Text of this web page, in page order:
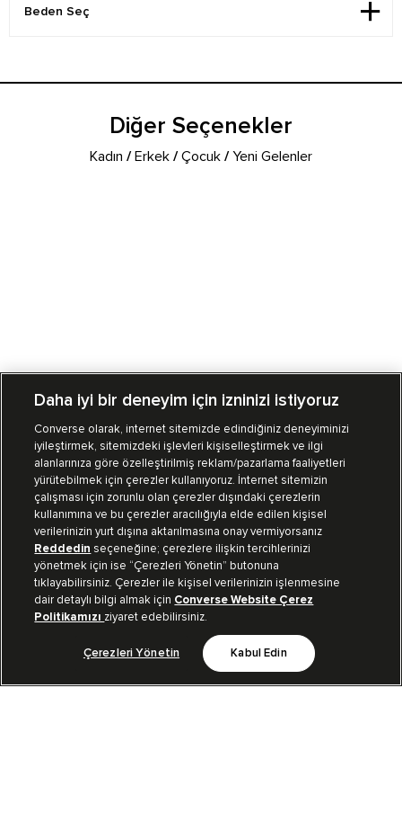
Diğer Seçenekler
Kadın /Erkek /Çocuk /Yeni Gelenler
Mağazalarımız Sipariş Takibi
Müşteri İlişkileri
Koleksiyon
Kurumsal
Bizi Takip Et
Daha iyi bir deneyim için izninizi istiyoruz
Converse olarak, internet sitemizde edindiğiniz deneyiminizi
iyileştirmek, sitemizdeki işlevleri kişiselleştirmek ve ilgi
alanlarınıza göre özelleştirilmiş reklam/pazarlama faaliyetleri
yürütebilmek için çerezler kullanıyoruz. İnternet sitemizin
çalışması için zorunlu olan çerezler dışındaki çerezlerin
kullanımına ve bu çerezler aracılığıyla elde edilen kişisel
verilerinizin yurt dışına aktarılmasına onay vermiyorsanız
Reddedin seçeneğine; çerezlere ilişkin tercihlerinizi
yönetmek için ise “Çerezleri Yönetin” butonuna
tıklayabilirsiniz. Çerezler ile kişisel verilerinizin işlenmesine
dair detaylı bilgi almak için Converse Website Çerez
Politikamızı ziyaret edebilirsiniz.
Çerezleri Yönetin Kabul Edin